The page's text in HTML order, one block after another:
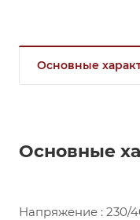
Основные
Основные
Напряжение : 230/